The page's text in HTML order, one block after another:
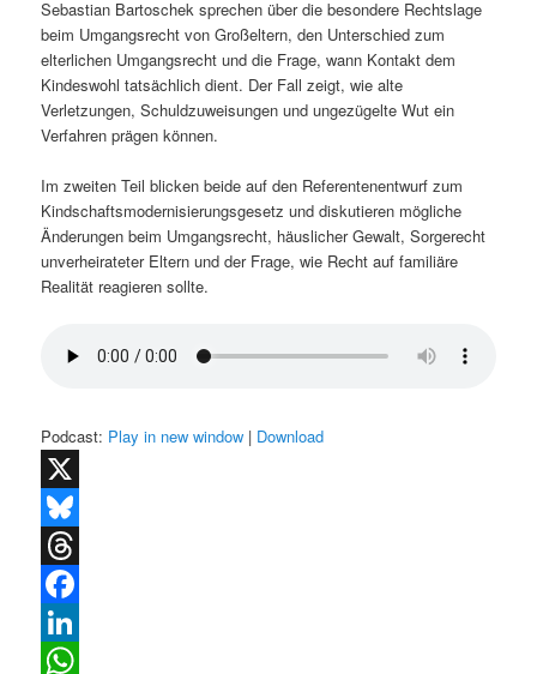
Sebastian Bartoschek sprechen über die besondere Rechtslage
beim Umgangsrecht von Großeltern, den Unterschied zum
elterlichen Umgangsrecht und die Frage, wann Kontakt dem
Kindeswohl tatsächlich dient. Der Fall zeigt, wie alte
Verletzungen, Schuldzuweisungen und ungezügelte Wut ein
Verfahren prägen können.
Im zweiten Teil blicken beide auf den Referentenentwurf zum
Kindschaftsmodernisierungsgesetz und diskutieren mögliche
Änderungen beim Umgangsrecht, häuslicher Gewalt, Sorgerecht
unverheirateter Eltern und der Frage, wie Recht auf familiäre
Realität reagieren sollte.
Podcast: Play in new window | Download
X
Bluesky
Threads
Facebook
LinkedIn